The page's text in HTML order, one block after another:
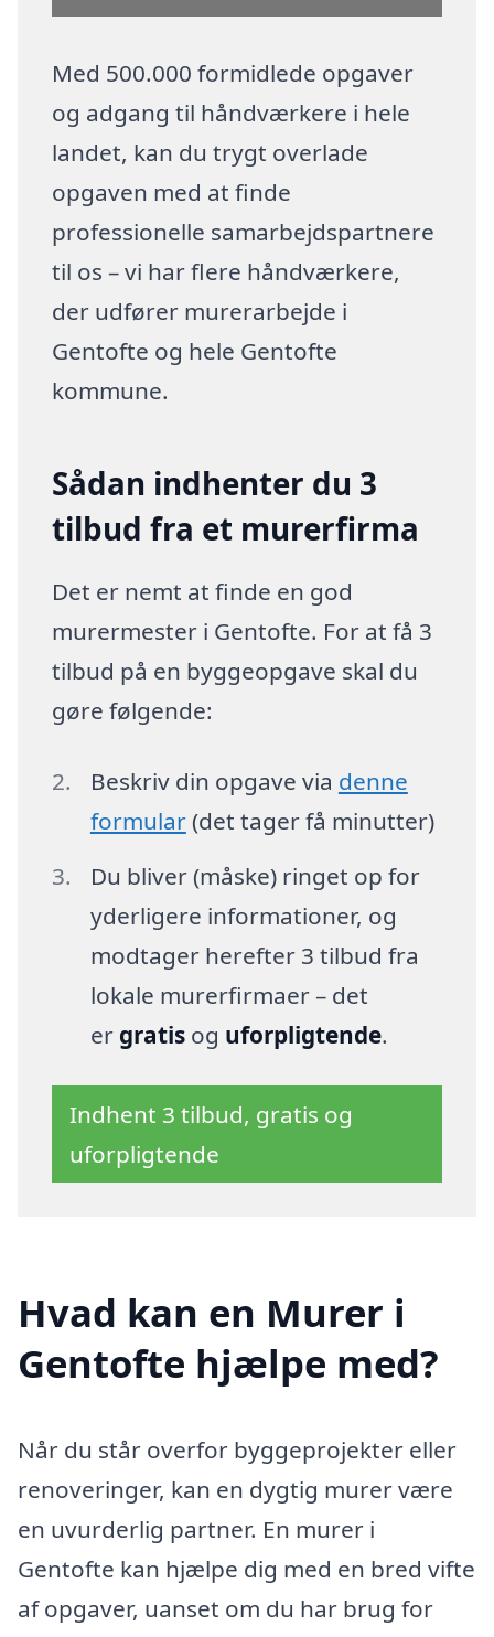
Med 500.000 formidlede opgaver
og adgang til håndværkere i hele
landet, kan du trygt overlade
opgaven med at finde
professionelle samarbejdspartnere
til os – vi har flere håndværkere,
der udfører murerarbejde i
Gentofte og hele Gentofte
kommune.
Sådan indhenter du 3
tilbud fra et murerfirma
Det er nemt at finde en god
murermester i Gentofte. For at få 3
tilbud på en byggeopgave skal du
gøre følgende:
Beskriv din opgave via denne
formular(det tager få minutter)
Du bliver (måske) ringet op for
yderligere informationer, og
modtager herefter 3 tilbud fra
lokale murerfirmaer – det
er gratisog uforpligtende.
Indhent 3 tilbud, gratis og
uforpligtende
Hvad kan en Murer i
Gentofte hjælpe med?
Når du står overfor byggeprojekter eller
renoveringer, kan en dygtig murer være
en uvurderlig partner. En murer i
Gentofte kan hjælpe dig med en bred vifte
af opgaver, uanset om du har brug for